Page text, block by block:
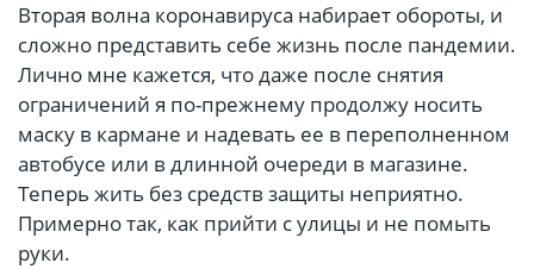
Вторая волна коронавируса набирает обороты, и
сложно представить себе жизнь после пандемии.
Лично мне кажется, что даже после снятия
ограничений я по-прежнему продолжу носить
маску в кармане и надевать ее в переполненном
автобусе или в длинной очереди в магазине.
Теперь жить без средств защиты неприятно.
Примерно так, как прийти с улицы и не помыть
руки.